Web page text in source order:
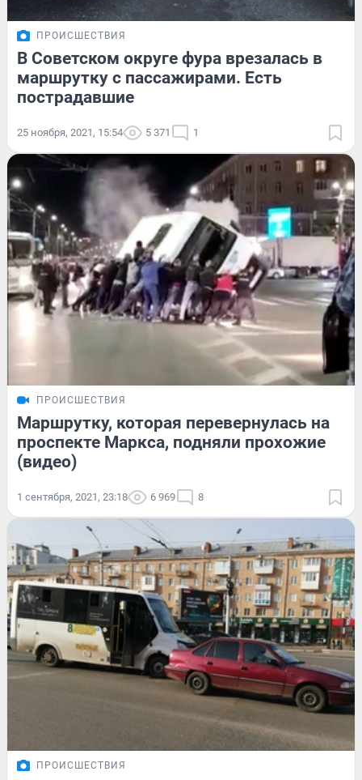
ПРОИСШЕСТВИЯ
В Советском округе фура врезалась в
маршрутку с пассажирами. Есть
пострадавшие
25 ноября, 2021, 15:54 5 371 1
ПРОИСШЕСТВИЯ
Маршрутку, которая перевернулась на
проспекте Маркса, подняли прохожие
(видео)
1 сентября, 2021, 23:18 6 969 8
ПРОИСШЕСТВИЯ